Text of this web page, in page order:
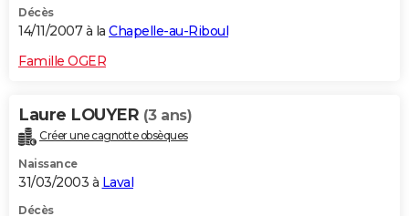
Décès
14/11/2007 à la Chapelle-au-Riboul
Famille OGER
Laure LOUYER (3 ans)
Créer une cagnotte obsèques
Naissance
31/03/2003 à Laval
Décès